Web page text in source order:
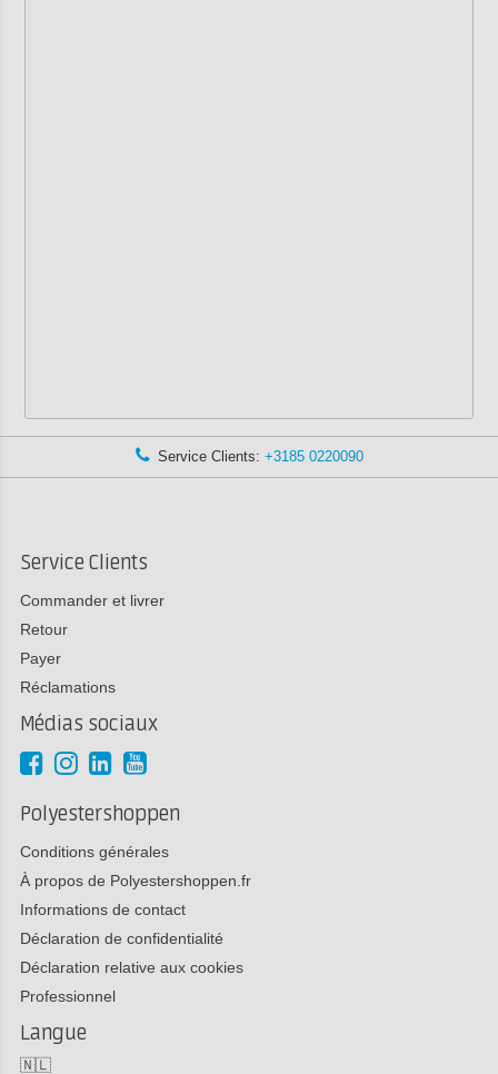
Service Clients: +3185 0220090
Service Clients
Commander et livrer
Retour
Payer
Réclamations
Médias sociaux
Polyestershoppen
Conditions générales
À propos de Polyestershoppen.fr
Informations de contact
Déclaration de confidentialité
Déclaration relative aux cookies
Professionnel
Langue
🇳🇱